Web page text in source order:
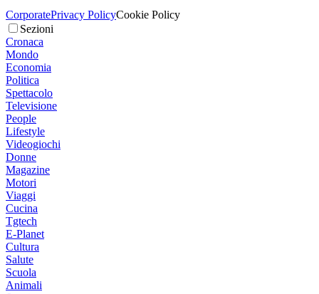
CorporatePrivacy PolicyCookie Policy
Sezioni
Cronaca
Mondo
Economia
Politica
Spettacolo
Televisione
People
Lifestyle
Videogiochi
Donne
Magazine
Motori
Viaggi
Cucina
Tgtech
E-Planet
Cultura
Salute
Scuola
Animali